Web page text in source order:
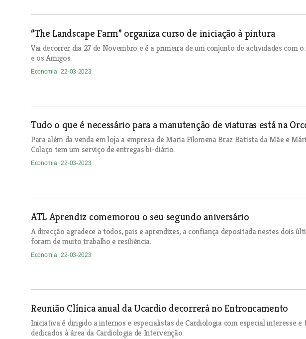
“The Landscape Farm” organiza curso de iniciação à pintura
Vai decorrer dia 27 de Novembro e é a primeira de um conjunto de actividades com
e os Amigos.
Economia | 22-03-2023
Tudo o que é necessário para a manutenção de viaturas está na
Para além da venda em loja a empresa de Maria Filomena Braz Batista da Mãe e
Colaço tem um serviço de entregas bi-diário.
Economia | 22-03-2023
ATL Aprendiz comemorou o seu segundo aniversário
A direcção agradece a todos, pais e aprendizes, a confiança depositada nestes dois
foram de muito trabalho e resiliência.
Economia | 22-03-2023
Reunião Clínica anual da Ucardio decorrerá no Entroncamento
Iniciativa é dirigido a internos e especialistas de Cardiologia com especial interesse e
dedicados à área da Cardiologia de Intervenção.